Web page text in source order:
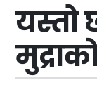
यस्तो